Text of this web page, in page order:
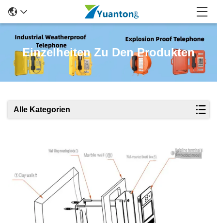
Einzelheiten Zu Den Produkten
Alle Kategorien